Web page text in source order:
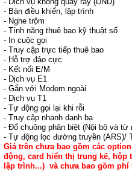
- Bàn điều khiển, lập trình
- Nghe trộm
- Tính năng thuê bao kỹ thuật số
- In cuộc gọi
- Truy cập trực tiếp thuê bao
- Hỗ trợ đảo cực
- Kết nối E/M
- Dịch vụ E1
- Gắn với Modem ngoài
- Dịch vụ T1
- Tự động gọi lại khi rỗi
- Truy cập nhanh danh bạ
- Đổ chuông phân biệt (Nội bộ và từ
- Tự động lọc đường truyền (ARS)/
Giá trên chưa bao gồm các
động, card hiển thị trung kế, hộp
lập trình...) và chưa bao gồm